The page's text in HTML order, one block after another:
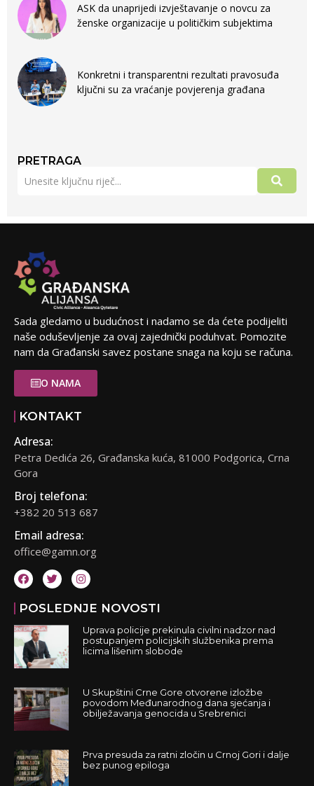
ASK da unaprijedi izvještavanje o novcu za
ženske organizacije u političkim subjektima
Konkretni i transparentni rezultati pravosuđa
ključni su za vraćanje povjerenja građana
PRETRAGA
Sada gledamo u budućnost i nadamo se da ćete podijeliti
naše oduševljenje za ovaj zajednički poduhvat. Pomozite
nam da Građanski savez postane snaga na koju se računa.
O NAMA
KONTAKT
Adresa:
Petra Dedića 26, Građanska kuća, 81000 Podgorica, Crna
Gora
Broj telefona:
+382 20 513 687
Email adresa:
office@gamn.org
POSLEDNJE NOVOSTI
Uprava policije prekinula civilni nadzor nad
postupanjem policijskih službenika prema
licima lišenim slobode
U Skupštini Crne Gore otvorene izložbe
povodom Međunarodnog dana sjećanja i
obilježavanja genocida u Srebrenici
Prva presuda za ratni zločin u Crnoj Gori i dalje
bez punog epiloga